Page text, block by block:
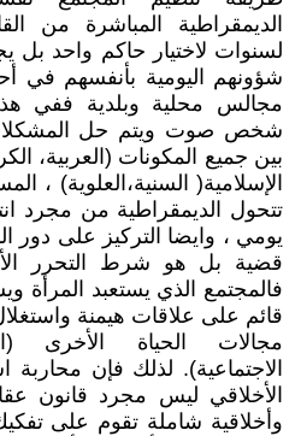
الديمقراطية المباشرة من
لسنوات لاختيار حاكم واحد بل
شؤونهم اليومية بأنفسهم في
مجالس محلية وبلدية ففي
شخص صوت ويتم حل المشكلات
بين جميع المكونات (العربية،
الإسلامية( السنية،العلوية) ،
تتحول الديمقراطية من مجرد
يومي ، وايضا التركيز على دور
قضية بل هو شرط التحرر
فالمجتمع الذي يستعبد المرأة
قائم على علاقات هيمنة
مجالات الحياة الأخرى
الاجتماعية). لذلك فإن محاربة
الأخلاقي ليس مجرد قانون
وأخلاقية شاملة تقوم على